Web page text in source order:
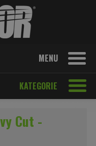
MENU
KATEGORIE
Cut -